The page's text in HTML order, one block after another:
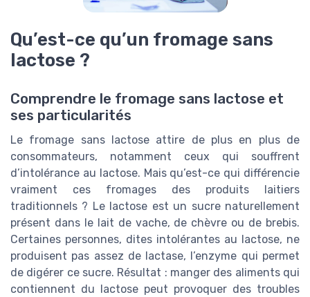
Qu’est-ce qu’un fromage sans
lactose ?
Comprendre le fromage sans lactose et
ses particularités
Le fromage sans lactose attire de plus en plus de
consommateurs, notamment ceux qui souffrent
d’intolérance au lactose. Mais qu’est-ce qui différencie
vraiment ces fromages des produits laitiers
traditionnels ? Le lactose est un sucre naturellement
présent dans le lait de vache, de chèvre ou de brebis.
Certaines personnes, dites intolérantes au lactose, ne
produisent pas assez de lactase, l’enzyme qui permet
de digérer ce sucre. Résultat : manger des aliments qui
contiennent du lactose peut provoquer des troubles